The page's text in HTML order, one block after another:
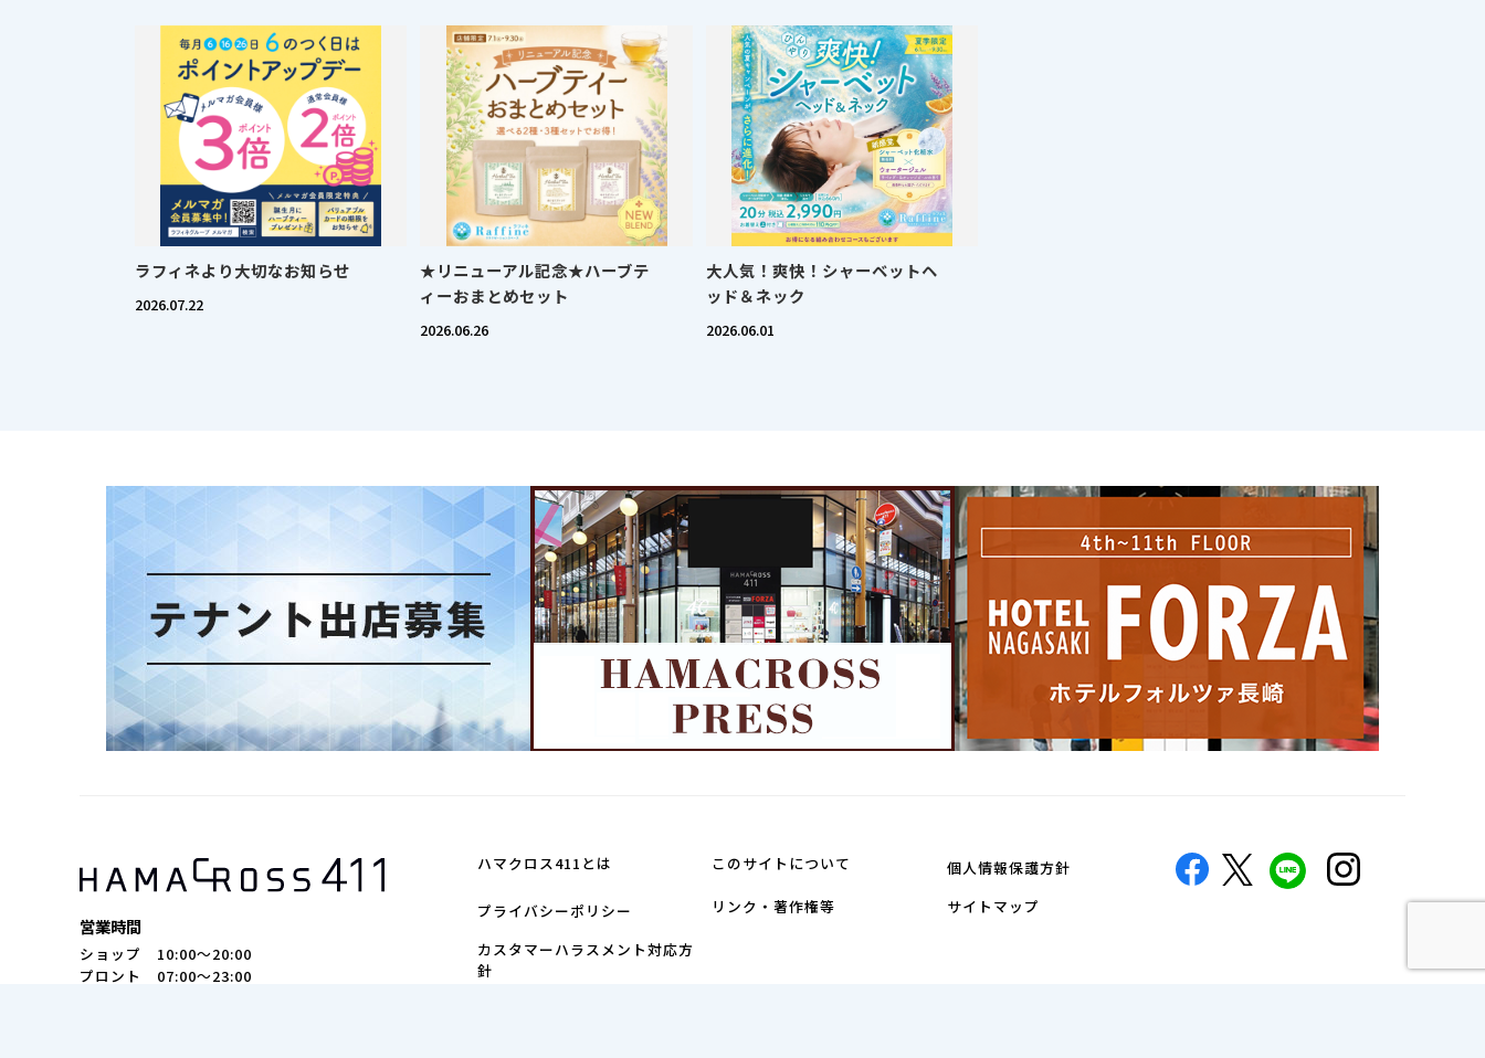
ラフィネより大切なお知らせ
2026.07.22
★リニューアル記念★ハーブテ
ィーおまとめセット
2026.06.26
大人気！爽快！シャーベットヘ
ッド＆ネック
2026.06.01
営業時間
ショップ 10:00～20:00
プロント 07:00～23:00
ハマクロス411とは このサイトについて 個人情報保護方針
プライバシーポリシー リンク・著作権等 サイトマップ
カスタマーハラスメント対応方
針